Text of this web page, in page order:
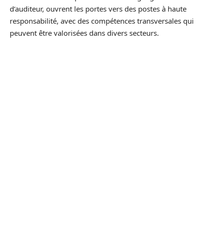
d’auditeur, ouvrent les portes vers des postes à haute
responsabilité, avec des compétences transversales qui
peuvent être valorisées dans divers secteurs.